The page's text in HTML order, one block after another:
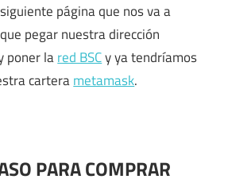
página que nos va a
pegar nuestra dirección
poner lared BSCy ya tendríamos
carterametamask.
PARA COMPRAR